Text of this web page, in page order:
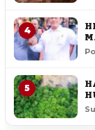
4
5